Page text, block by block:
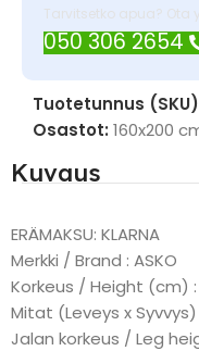
Tarvitsetko apua? Ota
050 306 2654
Tuotetunnus
Osastot: 160x200
Kuvaus
ERÄMAKSU: KLARNA
Merkki / Brand : ASKO
Korkeus / Height (cm)
Mitat (Leveys x
Jalan korkeus / Leg